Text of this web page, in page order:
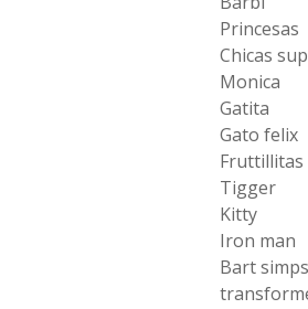
Princesas
Chicas
Monica
Gatita
Gato felix
Fruttillitas
Tigger
Kitty
Iron man
Bart